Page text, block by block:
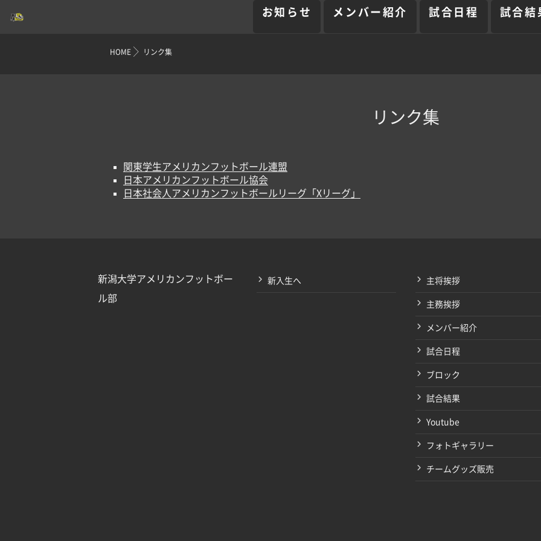
お知らせ メンバー紹介 試合日程 試合結
HOME リンク集
リンク集
関東学生アメリカンフットボール連盟
日本アメリカンフットボール協会
日本社会人アメリカンフットボールリーグ「Xリーグ」
新潟大学アメリカンフットボー
ル部
新入生へ 主将挨拶
主務挨拶
メンバー紹介
試合日程
ブロック
試合結果
Youtube
フォトギャラリー
チームグッズ販売